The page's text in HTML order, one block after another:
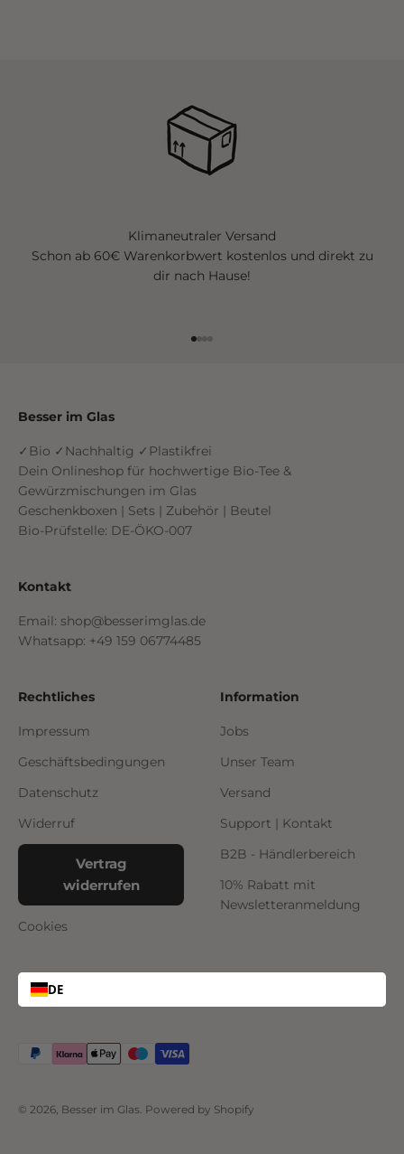
Klimaneutraler Versand
Schon ab 60€ Warenkorbwert kostenlos und direkt zu
dir nach Hause!
Besser im Glas
✓Bio ✓Nachhaltig ✓Plastikfrei
Dein Onlineshop für hochwertige Bio-Tee &
Gewürzmischungen im Glas
Geschenkboxen | Sets | Zubehör | Beutel
Bio-Prüfstelle: DE-ÖKO-007
Kontakt
Email: shop@besserimglas.de
Whatsapp: +49 159 06774485
Rechtliches
Impressum
Geschäftsbedingungen
Datenschutz
Widerruf
Vertrag
widerrufen
Cookies
Information
Jobs
Unser Team
Versand
Support | Kontakt
B2B - Händlerbereich
10% Rabatt mit
Newsletteranmeldung
DE
© 2026, Besser im Glas. Powered by Shopify